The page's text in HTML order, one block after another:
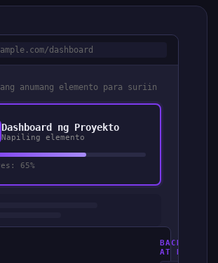
dashboard
anumang elemento para suriin
Dashboard ng Proyekto
Napiling elemento
65%
BACKGROUND
AT BORDER